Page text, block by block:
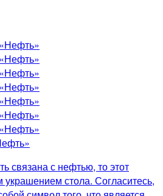
связана с нефтью, то этот
украшением стола. Согласитесь,